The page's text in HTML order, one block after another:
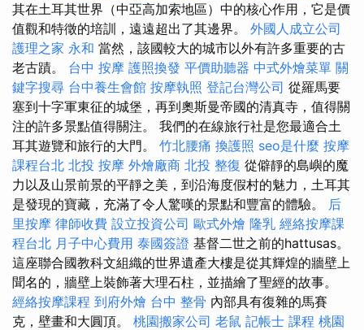
其在土耳其世界（中亞高加索地區）中的核心作用，它是價
值觀和特徵的培訓，遠遠超出了其邊界。 外國人成立公司
護理之家 永和 當然，該國較大的城市以外有許多重要的古
老古蹟。 台中 按摩 護照換發 平價助聽器 中式外燴菜單 關
鍵字搜尋 台中養生會館 按摩執照 登記台灣公司 從羅馬要
塞到十字軍東征的城堡，再到奧斯曼帝國的清真寺，值得關
注的許多景點值得關注。 我們的在線旅行社是您最適合土
耳其遊覽和旅行的大門。 竹北腰痛 換護照 seo是什麼 按摩
課程台北 北投 按摩 外燴廠商 北投 整復 從僻靜的島嶼的魔
力以及山景前景的平靜之美，到沿海度假村的魅力，土耳其
是發現的寶藏，充滿了令人驚嘆的景點和豐富的體驗。 后
里按摩 律師收費 設立投資公司 歐式外燴 隆乳 經絡按摩課
程台北 月子中心費用 泰國簽證 基督二世之前的hattusas。
這座聯合國教科文組織的世界遺產大樓是從其輝煌的牆壁上
聞名的，牆壁上裝飾著大理石柱，並描繪了聖經的故事。
經絡按摩課程 到府外燴 台中 整骨 內部具有復雜的馬賽
克，壁畫和大圓頂。 桃園搬家公司 老鼠 記帳士 課程 桃園